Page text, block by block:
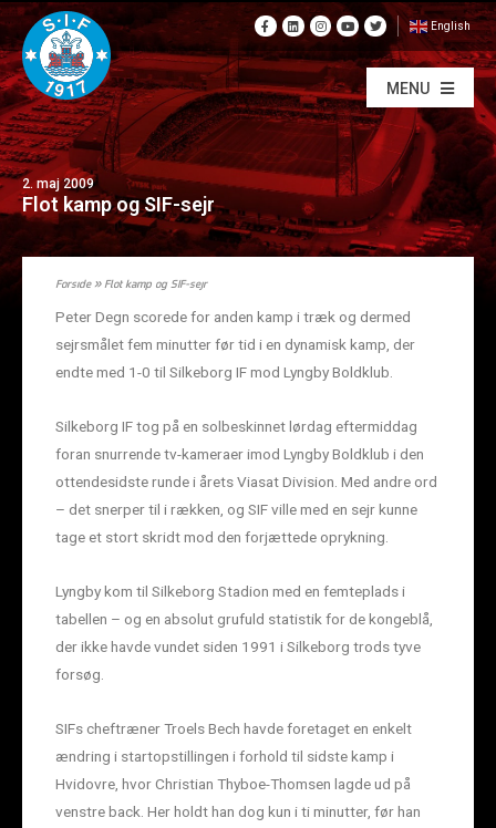
English
MENU
2. maj 2009
Flot kamp og SIF-sejr
Forside»Flot kamp og SIF-sejr
Peter Degn scorede for anden kamp i træk og dermed
sejrsmålet fem minutter før tid i en dynamisk kamp, der
endte med 1-0 til Silkeborg IF mod Lyngby Boldklub.
Silkeborg IF tog på en solbeskinnet lørdag eftermiddag
foran snurrende tv-kameraer imod Lyngby Boldklub i den
ottendesidste runde i årets Viasat Division. Med andre ord
– det snerper til i rækken, og SIF ville med en sejr kunne
tage et stort skridt mod den forjættede oprykning.
Lyngby kom til Silkeborg Stadion med en femteplads i
tabellen – og en absolut grufuld statistik for de kongeblå,
der ikke havde vundet siden 1991 i Silkeborg trods tyve
forsøg.
SIFs cheftræner Troels Bech havde foretaget en enkelt
ændring i startopstillingen i forhold til sidste kamp i
Hvidovre, hvor Christian Thyboe-Thomsen lagde ud på
venstre back. Her holdt han dog kun i ti minutter, før han